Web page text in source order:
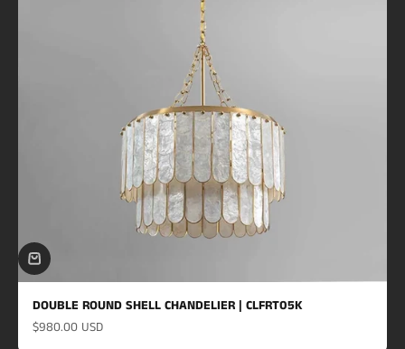
DOUBLE ROUND SHELL CHANDELIER | CLFRT05K
Prix de vente
$980.00 USD